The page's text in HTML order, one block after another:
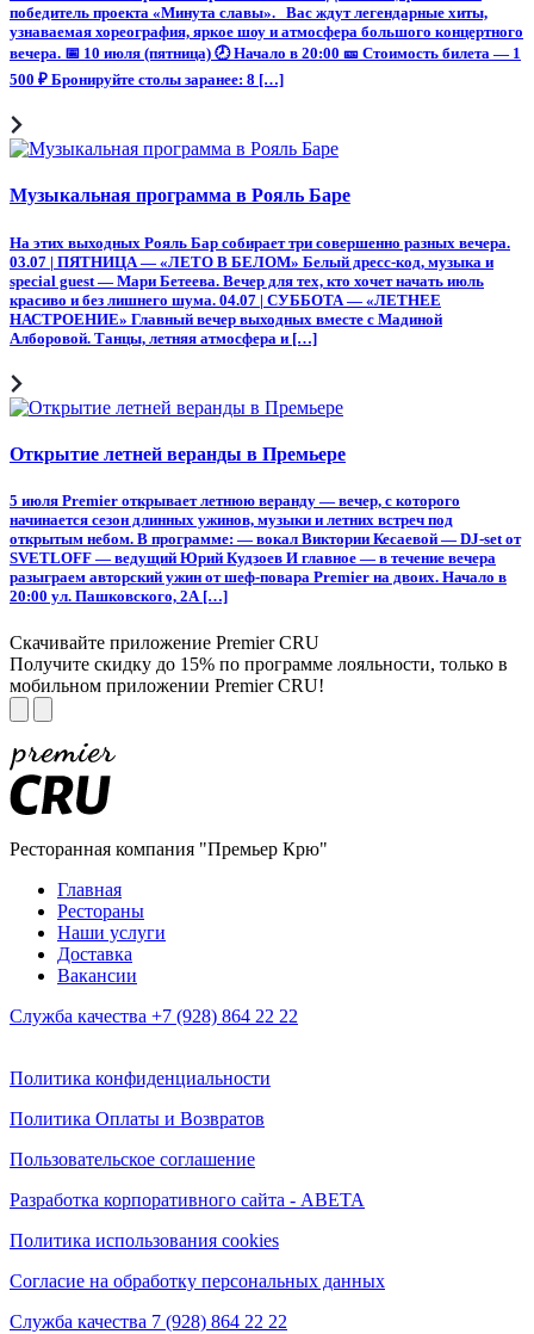
победитель проекта «Минута славы». Вас ждут легендарные хиты,
узнаваемая хореография, яркое шоу и атмосфера большого концертного
вечера. 📅 10 июля (пятница) 🕗 Начало в 20:00 🎫 Стоимость билета — 1
500 ₽ Бронируйте столы заранее: 8 […]
Музыкальная программа в Рояль Баре
На этих выходных Рояль Бар собирает три совершенно разных вечера.
03.07 | ПЯТНИЦА — «ЛЕТО В БЕЛОМ» Белый дресс-код, музыка и
special guest — Мари Бетеева. Вечер для тех, кто хочет начать июль
красиво и без лишнего шума. 04.07 | СУББОТА — «ЛЕТНЕЕ
НАСТРОЕНИЕ» Главный вечер выходных вместе с Мадиной
Алборовой. Танцы, летняя атмосфера и […]
Открытие летней веранды в Премьере
5 июля Premier открывает летнюю веранду — вечер, с которого
начинается сезон длинных ужинов, музыки и летних встреч под
открытым небом. В программе: — вокал Виктории Кесаевой — DJ-set от
SVETLOFF — ведущий Юрий Кудзоев И главное — в течение вечера
разыграем авторский ужин от шеф-повара Premier на двоих. Начало в
20:00 ул. Пашковского, 2А […]
Скачивайте приложение Premier CRU
Получите скидку до 15% по программе лояльности, только в
мобильном приложении Premier CRU!
Ресторанная компания "Премьер Крю"
Главная
Рестораны
Наши услуги
Доставка
Вакансии
Служба качества +7 (928) 864 22 22
Политика конфиденциальности
Политика Оплаты и Возвратов
Пользовательское соглашение
Разработка корпоративного сайта - ABETA
Политика использования cookies
Согласие на обработку персональных данных
Служба качества 7 (928) 864 22 22